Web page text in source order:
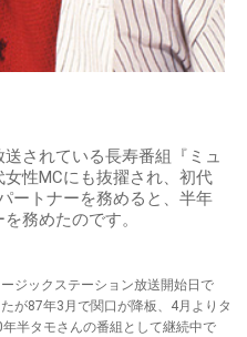
されている長寿番組『ミュ
性MCにも抜擢され、初代
ートナーを務めると、半年
務めたのです。
ジックステーション放送開始日で
が87年3月で関口が降板、4月よりタ
半タモさんの番組として継続中で